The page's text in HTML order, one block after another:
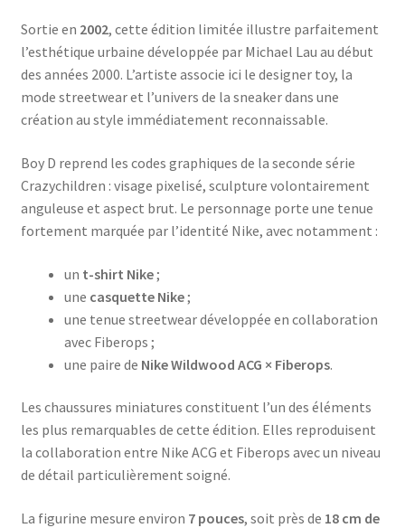
Sortie en 2002, cette édition limitée illustre parfaitement
l’esthétique urbaine développée par Michael Lau au début
des années 2000. L’artiste associe ici le designer toy, la
mode streetwear et l’univers de la sneaker dans une
création au style immédiatement reconnaissable.
Boy D reprend les codes graphiques de la seconde série
Crazychildren : visage pixelisé, sculpture volontairement
anguleuse et aspect brut. Le personnage porte une tenue
fortement marquée par l’identité Nike, avec notamment :
un t-shirt Nike;
une casquette Nike;
une tenue streetwear développée en collaboration
avec Fiberops ;
une paire de Nike Wildwood ACG × Fiberops.
Les chaussures miniatures constituent l’un des éléments
les plus remarquables de cette édition. Elles reproduisent
la collaboration entre Nike ACG et Fiberops avec un niveau
de détail particulièrement soigné.
La figurine mesure environ 7 pouces, soit près de 18 cm de